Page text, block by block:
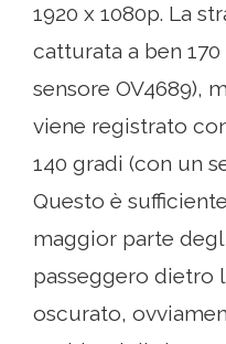
1920 x 1080p. La
catturata a ben
sensore OV4689),
viene registrato
140 gradi (con un
Questo è
maggior parte
passeggero dietro
oscurato,